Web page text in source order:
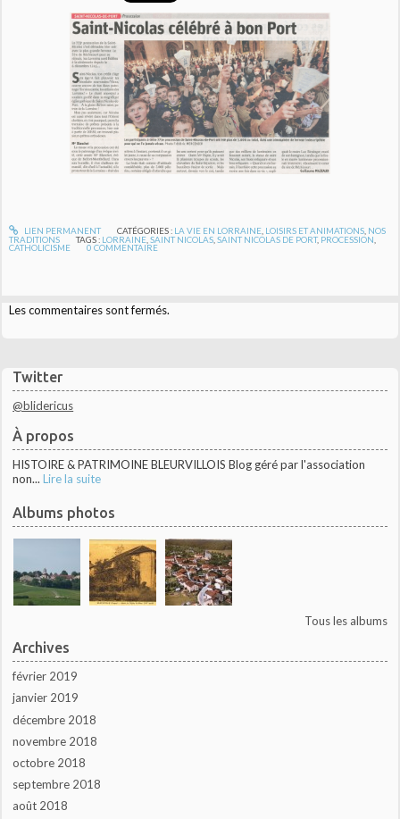
Twitter
@blidericus
À propos
HISTOIRE & PATRIMOINE BLEURVILLOIS Blog géré par l'association
non... Lire la suite
Albums photos
Tous les albums
Archives
février 2019
janvier 2019
décembre 2018
novembre 2018
octobre 2018
septembre 2018
août 2018
LIEN PERMANENT CATÉGORIES : LA VIE EN LORRAINE, LOISIRS ET ANIMATIONS, NOS
TRADITIONS
TAGS : LORRAINE ,SAINT NICOLAS ,SAINT NICOLAS DE PORT, PROCESSION
CATHOLICISME 0 COMMENTAIRE
Les commentaires sont fermés.